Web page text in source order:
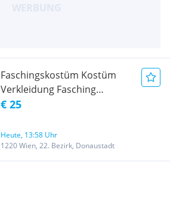
Faschingskostüm Kostüm
Verkleidung Fasching
Mottoparty Spielkarte
Spielkartenkostüm Poker
Kostüm Blattkarte Filzhut
Karneval Halloween
€ 25
Heute, 13:58 Uhr
1220 Wien, 22. Bezirk, Donaustadt